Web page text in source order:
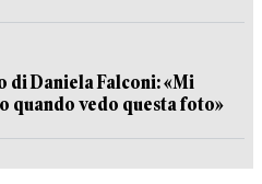
Daniela Falconi: «Mi
quando vedo questa foto»